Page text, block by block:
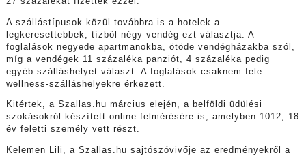
A szállástípusok közül továbbra is a hotelek a
legkeresettebbek, tízből négy vendég ezt választja. A
foglalások negyede apartmanokba, ötöde vendégházakba szól,
míg a vendégek 11 százaléka panziót, 4 százaléka pedig
egyéb szálláshelyet választ. A foglalások csaknem fele
wellness-szálláshelyekre érkezett.
Kitértek, a Szallas.hu március elején, a belföldi üdülési
szokásokról készített online felmérésére is, amelyben 1012, 18
év feletti személy vett részt.
Kelemen Lili, a Szallas.hu sajtószóvivője az eredményekről a